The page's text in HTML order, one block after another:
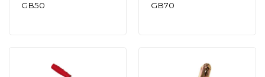
GB50 GB70